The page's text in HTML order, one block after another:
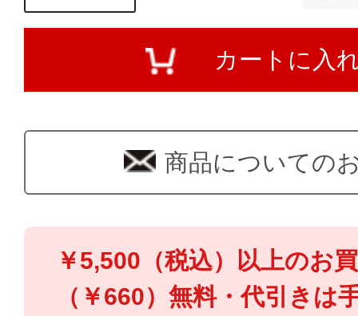
カートに入
商品についての
￥5,500（税込）以上のお
（￥660）無料・代引きは